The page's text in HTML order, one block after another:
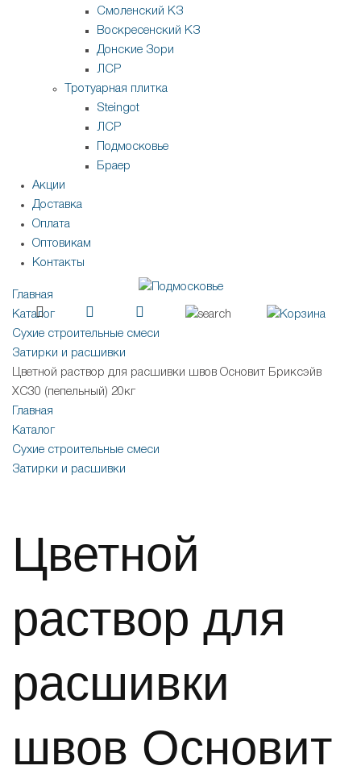
Смоленский КЗ
Воскресенский КЗ
Донские Зори
ЛСР
Тротуарная плитка
Steingot
ЛСР
Подмосковье
Браер
Акции
Доставка
Оплата
Оптовикам
Контакты
Главная
Каталог
Сухие строительные смеси
Затирки и расшивки
Цветной раствор для расшивки швов Основит Бриксэйв
XC30 (пепельный) 20кг
Главная
Каталог
Сухие строительные смеси
Затирки и расшивки
Цветной
раствор для
расшивки
швов Основит